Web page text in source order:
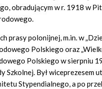
obradującym w r. 1918 w
prasy polonijnej, m.in. w
Polskiego oraz
Polskiego w sierpniu
Szkolnej. Był wiceprezesem
Stypendialnego, a po